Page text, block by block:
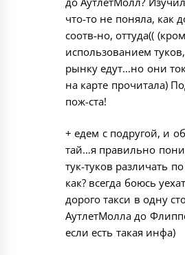
что-то не поняла, как
соотв-но, оттуда((
использованием
рынку едут…но они
на карте прочитала)
пож-ста!
+ едем с подругой, и
тай…я правильно
тук-туков различать
как? всегда боюсь
дорого такси в одну
АутлетМолла до
если есть такая инфа)